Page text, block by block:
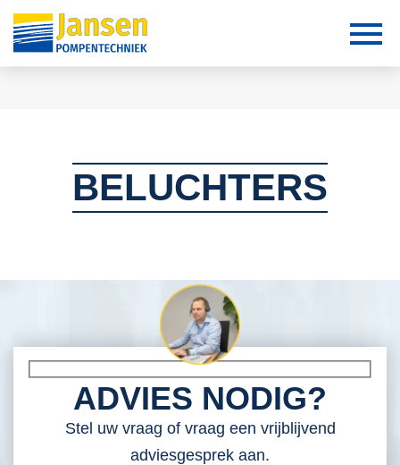
BELUCHTERS
ADVIES NODIG?
Stel uw vraag of vraag een vrijblijvend
adviesgesprek aan.